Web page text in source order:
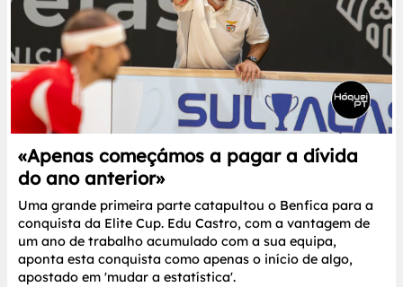
«Apenas começámos a pagar a dívida
do ano anterior»
Uma grande primeira parte catapultou o Benfica para a
conquista da Elite Cup. Edu Castro, com a vantagem de
um ano de trabalho acumulado com a sua equipa,
aponta esta conquista como apenas o início de algo,
apostado em 'mudar a estatística'.